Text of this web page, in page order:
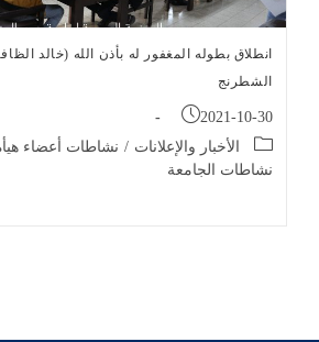
انطلاق بطوله المغفور له بأذن الله (خالد
الشطرنج
Post
published:
2021-10-30
Post
category:
الأخبار والإعلانات / نشاطات أعضاء
نشاطات الجامعة